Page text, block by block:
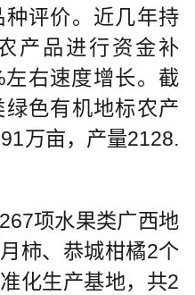
评价。近几年持
产品进行资金补
右速度增长。截
色有机地标农产
万亩，产量2128.
项水果类广西地
柿、恭城柑橘2个
化生产基地，共2